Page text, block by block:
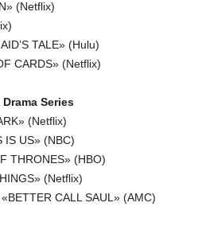
(Netflix)
TALE» (Hulu)
CARDS» (Netflix)
Series
(Netflix)
IS US» (NBC)
THRONES» (HBO)
(Netflix)
CALL SAUL» (AMC)